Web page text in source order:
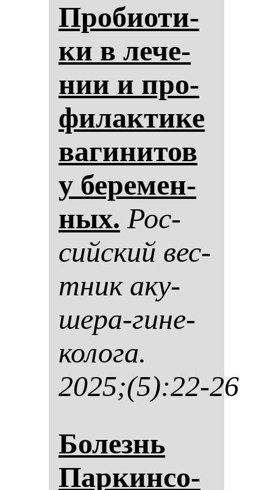
Про­би­оти­
ки в ле­че­
нии и про­
фи­лак­ти­ке
ва­ги­ни­тов
у бе­ре­мен­
ных. Рос­
сий­ский вес­
тник аку­
ше­ра-ги­не­
ко­ло­га.
2025;(5):22-26
Бо­лезнь
Пар­кин­со­